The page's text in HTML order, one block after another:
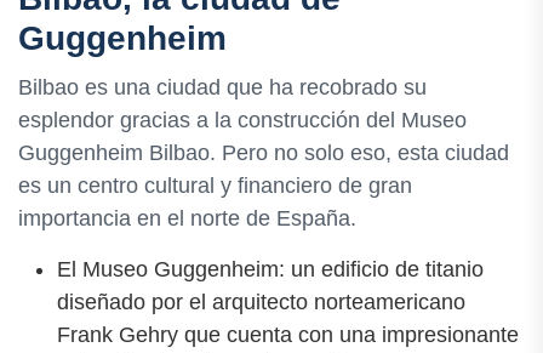
Guggenheim
Bilbao es una ciudad que ha recobrado su
esplendor gracias a la construcción del Museo
Guggenheim Bilbao. Pero no solo eso, esta ciudad
es un centro cultural y financiero de gran
importancia en el norte de España.
El Museo Guggenheim: un edificio de titanio
diseñado por el arquitecto norteamericano
Frank Gehry que cuenta con una impresionante